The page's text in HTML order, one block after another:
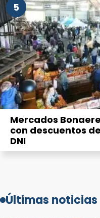
5
Mercados
con descuentos
DNI
Últimas noticias